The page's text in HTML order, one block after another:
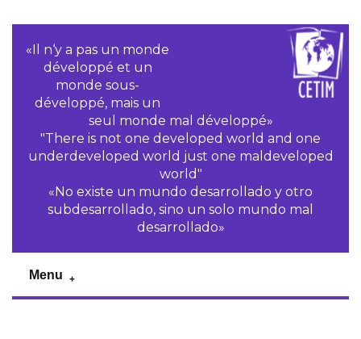
«Il n‘y a pas un monde
développé et un
monde sous-
développé, mais un
seul monde mal développé»
"There is not one developed world and one
underdeveloped world just one maldeveloped
world"
«No existe un mundo desarrollado y otro
subdesarrollado, sino un solo mundo mal
desarrollado»
Menu